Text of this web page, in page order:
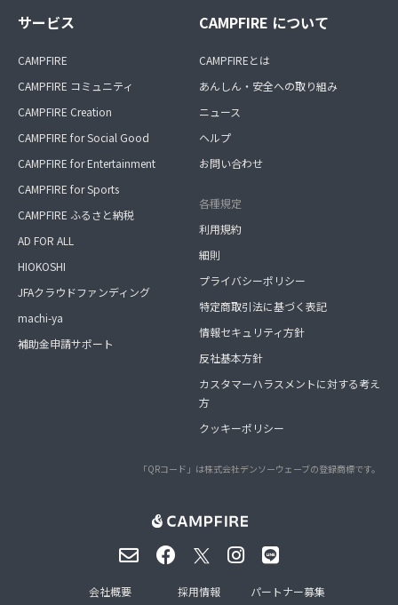
サービス
CAMPFIRE
CAMPFIRE コミュニティ
CAMPFIRE Creation
CAMPFIRE for Social Good
CAMPFIRE for Entertainment
CAMPFIRE for Sports
CAMPFIRE ふるさと納税
AD FOR ALL
HIOKOSHI
JFAクラウドファンディング
machi-ya
補助金申請サポート
CAMPFIRE について
CAMPFIREとは
あんしん・安全への取り組み
ニュース
ヘルプ
お問い合わせ
各種規定
利用規約
細則
プライバシーポリシー
特定商取引法に基づく表記
情報セキュリティ方針
反社基本方針
カスタマーハラスメントに対する考え
方
クッキーポリシー
「QRコード」は株式会社デンソーウェーブの登録商標です。
会社概要 採用情報 パートナー募集